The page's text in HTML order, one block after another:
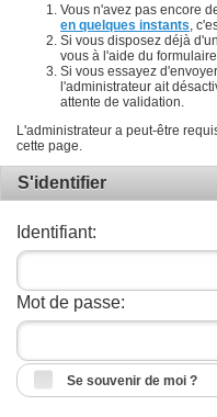
Vous n'avez pas encore
en quelques instants ,
Si vous disposez déjà
vous à l'aide du
Si vous essayez
l'administrateur ait
attente de validation.
L'administrateur a peut-être
cette page.
S'identifier
Identifiant:
Mot de passe:
Se souvenir de moi ?